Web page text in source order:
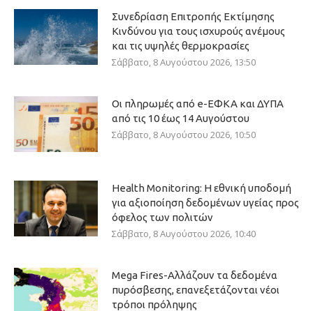
Συνεδρίαση Επιτροπής Εκτίμησης
Κινδύνου για τους ισχυρούς ανέμους
και τις υψηλές θερμοκρασίες
Σάββατο, 8 Αυγούστου 2026, 13:50
Οι πληρωμές από e-ΕΦΚΑ και ΔΥΠΑ
από τις 10 έως 14 Αυγούστου
Σάββατο, 8 Αυγούστου 2026, 10:50
Health Monitoring: Η εθνική υποδομή
για αξιοποίηση δεδομένων υγείας προς
όφελος των πολιτών
Σάββατο, 8 Αυγούστου 2026, 10:40
Mega Fires-Αλλάζουν τα δεδομένα
πυρόσβεσης, επανεξετάζονται νέοι
τρόποι πρόληψης